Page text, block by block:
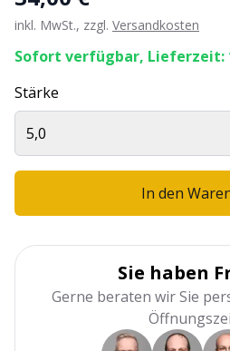
inkl. MwSt., zzgl. Versandkosten
Sofort verfügbar, Lieferzeit:
Stärke
5,0
In den
Sie haben
Gerne beraten wir Sie